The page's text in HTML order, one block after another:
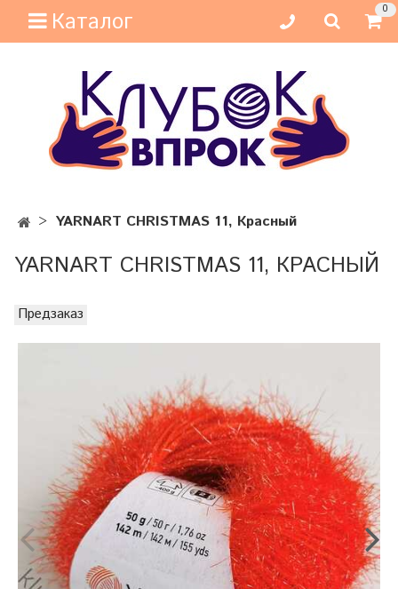
Каталог 0
YARNART CHRISTMAS 11, Красный
YARNART CHRISTMAS 11, КРАСНЫЙ
Предзаказ